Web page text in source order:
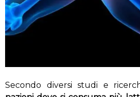
Secondo diversi studi e